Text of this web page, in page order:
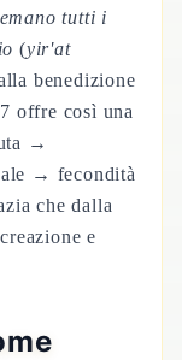
tutti i
(yir'at
benedizione
offre così una
→
→ fecondità
che dalla
e